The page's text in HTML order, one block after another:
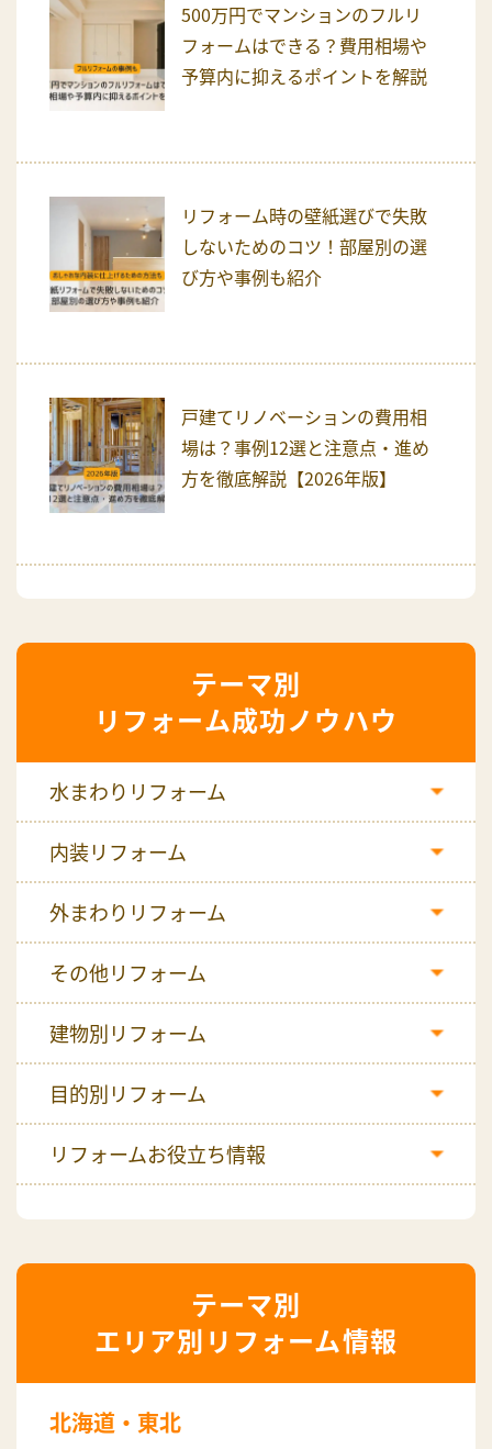
500万円でマンションのフルリ
フォームはできる？費用相場や
予算内に抑えるポイントを解説
リフォーム時の壁紙選びで失敗
しないためのコツ！部屋別の選
び方や事例も紹介
戸建てリノベーションの費用相
場は？事例12選と注意点・進め
方を徹底解説【2026年版】
リフォーム成功ノウハウ
水まわりリフォーム
内装リフォーム
外まわりリフォーム
その他リフォーム
建物別リフォーム
目的別リフォーム
リフォームお役立ち情報
エリア別リフォーム情報
北海道・東北